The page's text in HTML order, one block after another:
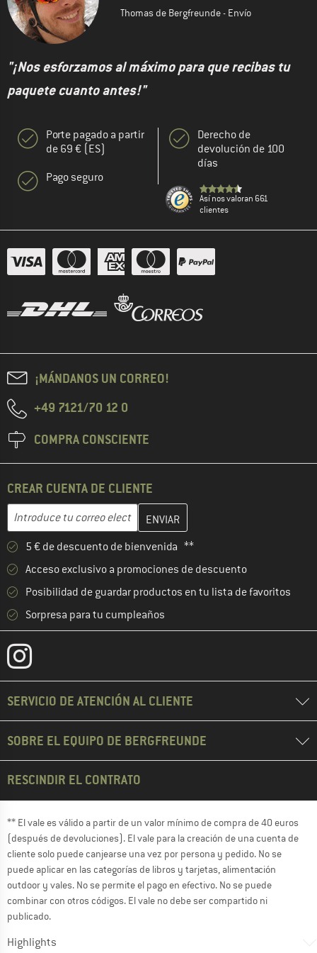
Thomas de Bergfreunde - Envío
"¡Nos esforzamos al máximo para que recibas tu
paquete cuanto antes!"
Porte pagado a partir
de 69 € (ES)
Pago seguro
Derecho de
devolución de 100
días
Así nos valoran 661
clientes
¡MÁNDANOS UN CORREO!
+49 7121/70 12 0
COMPRA CONSCIENTE
CREAR CUENTA DE CLIENTE
Dirección de correo electrónico
Introduce aquí tu dirección de correo electrónico y crea tu
5 € de descuento de bienvenida **
Acceso exclusivo a promociones de descuento
Posibilidad de guardar productos en tu lista de favoritos
Sorpresa para tu cumpleaños
SERVICIO DE ATENCIÓN AL CLIENTE
SOBRE EL EQUIPO DE BERGFREUNDE
RESCINDIR EL CONTRATO
** El vale es válido a partir de un valor mínimo de compra de 40 euros
(después de devoluciones). El vale para la creación de una cuenta de
cliente solo puede canjearse una vez por persona y pedido. No se
puede aplicar en las categorías de libros y tarjetas, alimentación
outdoor y vales. No se permite el pago en efectivo. No se puede
combinar con otros códigos. El vale no debe ser compartido ni
publicado.
Highlights